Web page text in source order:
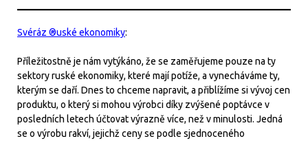
Svéráz ®uské ekonomiky:
Příležitostně je nám vytýkáno, že se zaměřujeme pouze na ty
sektory ruské ekonomiky, které mají potíže, a vynecháváme ty,
kterým se daří. Dnes to chceme napravit, a přiblížíme si vývoj cen
produktu, o který si mohou výrobci díky zvýšené poptávce v
posledních letech účtovat výrazně více, než v minulosti. Jedná
se o výrobu rakví, jejichž ceny se podle sjednoceného